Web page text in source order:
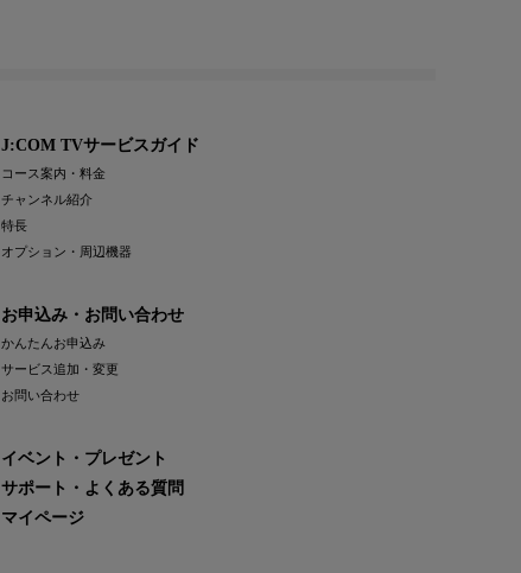
J:COM TVサービスガイド
コース案内・料金
チャンネル紹介
特長
オプション・周辺機器
お申込み・お問い合わせ
かんたんお申込み
サービス追加・変更
お問い合わせ
イベント・プレゼント
サポート・よくある質問
マイページ